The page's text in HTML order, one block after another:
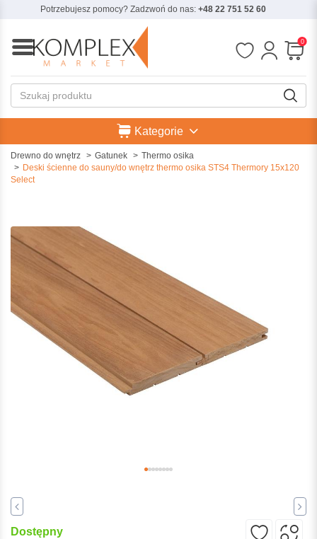
Potrzebujesz pomocy? Zadzwoń do nas: +48 22 751 52 60
0
Kategorie
Drewno do wnętrz Gatunek
Thermo osika
Deski ścienne do sauny/do wnętrz thermo osika STS4 Thermory 15x120
Select
Dostępny